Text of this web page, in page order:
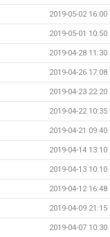
2019-05-02 16:00
2019-05-01 10:50
2019-04-28 11:30
2019-04-26 17:08
2019-04-23 22:20
2019-04-22 10:35
2019-04-21 09:40
2019-04-14 13:10
2019-04-13 10:10
2019-04-12 16:48
2019-04-09 21:15
2019-04-07 10:30